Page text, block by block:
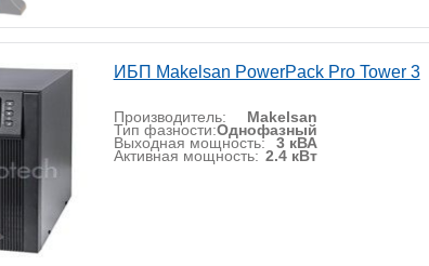
ИБП Makelsan PowerPack Pro Tower 3
Производитель: Makelsan
Тип фазности:Однофазный
Выходная мощность: 3 кВА
Активная мощность: 2.4 кВт